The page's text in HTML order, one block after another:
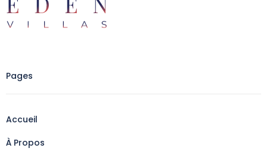
Pages
Accueil
À Propos